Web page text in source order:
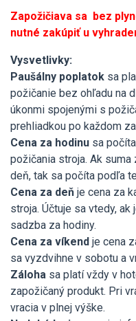
Zapožičiava sa bez
nutné zakúpiť u
Vysvetlivky:
Paušálny poplatok sa
požičanie bez ohľadu na
úkonmi spojenými s
prehliadkou po každom
Cena za hodinu sa
požičania stroja. Ak
deň, tak sa počíta podľa
Cena za deň je cena za
stroja. Účtuje sa vtedy,
sadzba za hodiny.
Cena za víkend je cena
sa vyzdvihne v sobotu a
Záloha sa platí vždy v
zapožičaný produkt. Pri
vracia v plnej výške.